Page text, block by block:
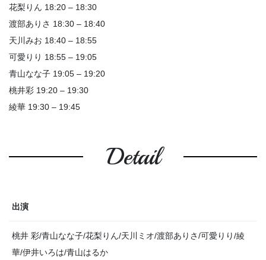
花梨りん 18:20 – 18:30
渡部ありさ 18:30 – 18:40
天川みお 18:40 – 18:55
可愛りり 18:55 – 19:05
青山なな子 19:05 – 19:20
桃井彩 19:20 – 19:30
綾華 19:30 – 19:45
Detail
出演
桃井 彩/青山なな子/花梨りん/天川ミオ/渡部ありさ/可愛りり/綾
華/伊井いろは/青山はるか